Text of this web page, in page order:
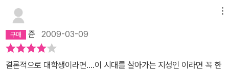
쥰 2009-03-09
결론적으로 대학생이라면....이 시대를 살아가는 지성인 이라면 꼭 한